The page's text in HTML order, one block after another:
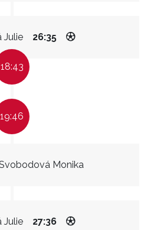
Julie 26:35
18:43
19:46
Monika
Julie 27:36